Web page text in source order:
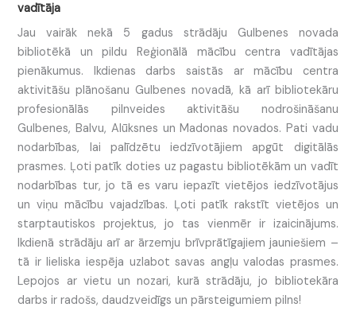
vadītāja
Jau vairāk nekā 5 gadus strādāju Gulbenes novada
bibliotēkā un pildu Reģionālā mācību centra vadītājas
pienākumus. Ikdienas darbs saistās ar mācību centra
aktivitāšu plānošanu Gulbenes novadā, kā arī bibliotekāru
profesionālās pilnveides aktivitāšu nodrošināšanu
Gulbenes, Balvu, Alūksnes un Madonas novados. Pati vadu
nodarbības, lai palīdzētu iedzīvotājiem apgūt digitālās
prasmes. Ļoti patīk doties uz pagastu bibliotēkām un vadīt
nodarbības tur, jo tā es varu iepazīt vietējos iedzīvotājus
un viņu mācību vajadzības. Ļoti patīk rakstīt vietējos un
starptautiskos projektus, jo tas vienmēr ir izaicinājums.
Ikdienā strādāju arī ar ārzemju brīvprātīgajiem jauniešiem –
tā ir lieliska iespēja uzlabot savas angļu valodas prasmes.
Lepojos ar vietu un nozari, kurā strādāju, jo bibliotekāra
darbs ir radošs, daudzveidīgs un pārsteigumiem pilns!